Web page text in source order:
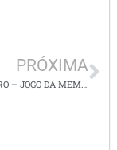
PRÓXIMA
7 DE SETEMBRO – JOGO DA MEMÓRIA E PRODUÇÃO DE TEXTOS